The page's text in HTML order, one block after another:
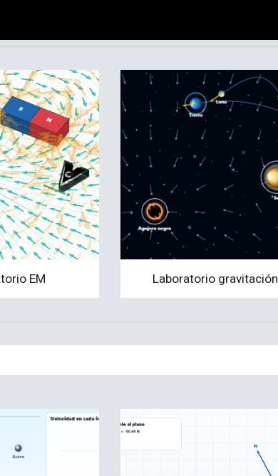
EM Laboratorio gravitación